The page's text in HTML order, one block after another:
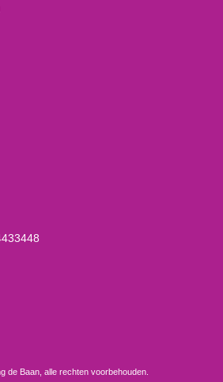
de Baan, alle rechten voorbehouden.